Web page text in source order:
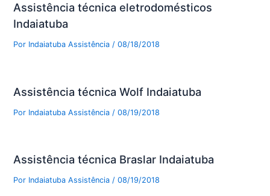
Assistência técnica eletrodomésticos
Indaiatuba
Por Indaiatuba Assistência/08/18/2018
Assistência técnica Wolf Indaiatuba
Por Indaiatuba Assistência /08/19/2018
Assistência técnica Braslar Indaiatuba
Por Indaiatuba Assistência /08/19/2018